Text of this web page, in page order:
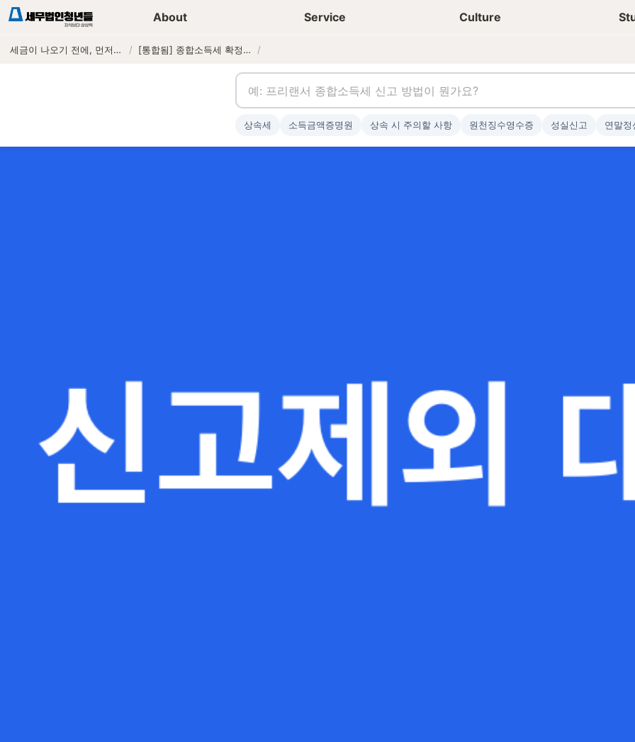
About Service Culture
세금이 나오기 전에, 먼저 연락하는 세무법인 / [통합됨] 종합소득세 확정신고 제외 대상자 /
세무가이드 콘텐츠 기장상담신청 청년들 일상
상속세 소득금액증명원 상속 시 주의할 사항 원천징수영수증 성실신고 연말정